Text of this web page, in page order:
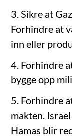
3. Sikre at
Forhindre at
inn eller
4. Forhindre
bygge opp
5. Forhindre
makten.
Hamas blir